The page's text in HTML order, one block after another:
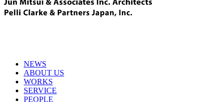
NEWS
ABOUT US
WORKS
SERVICE
PEOPLE